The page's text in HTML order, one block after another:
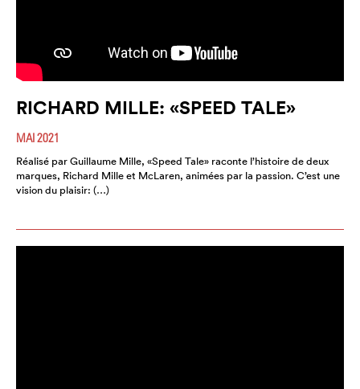
RICHARD MILLE: «SPEED TALE»
MAI 2021
Réalisé par Guillaume Mille, «Speed Tale» raconte l’histoire de deux
marques, Richard Mille et McLaren, animées par la passion. C’est une
vision du plaisir: (…)